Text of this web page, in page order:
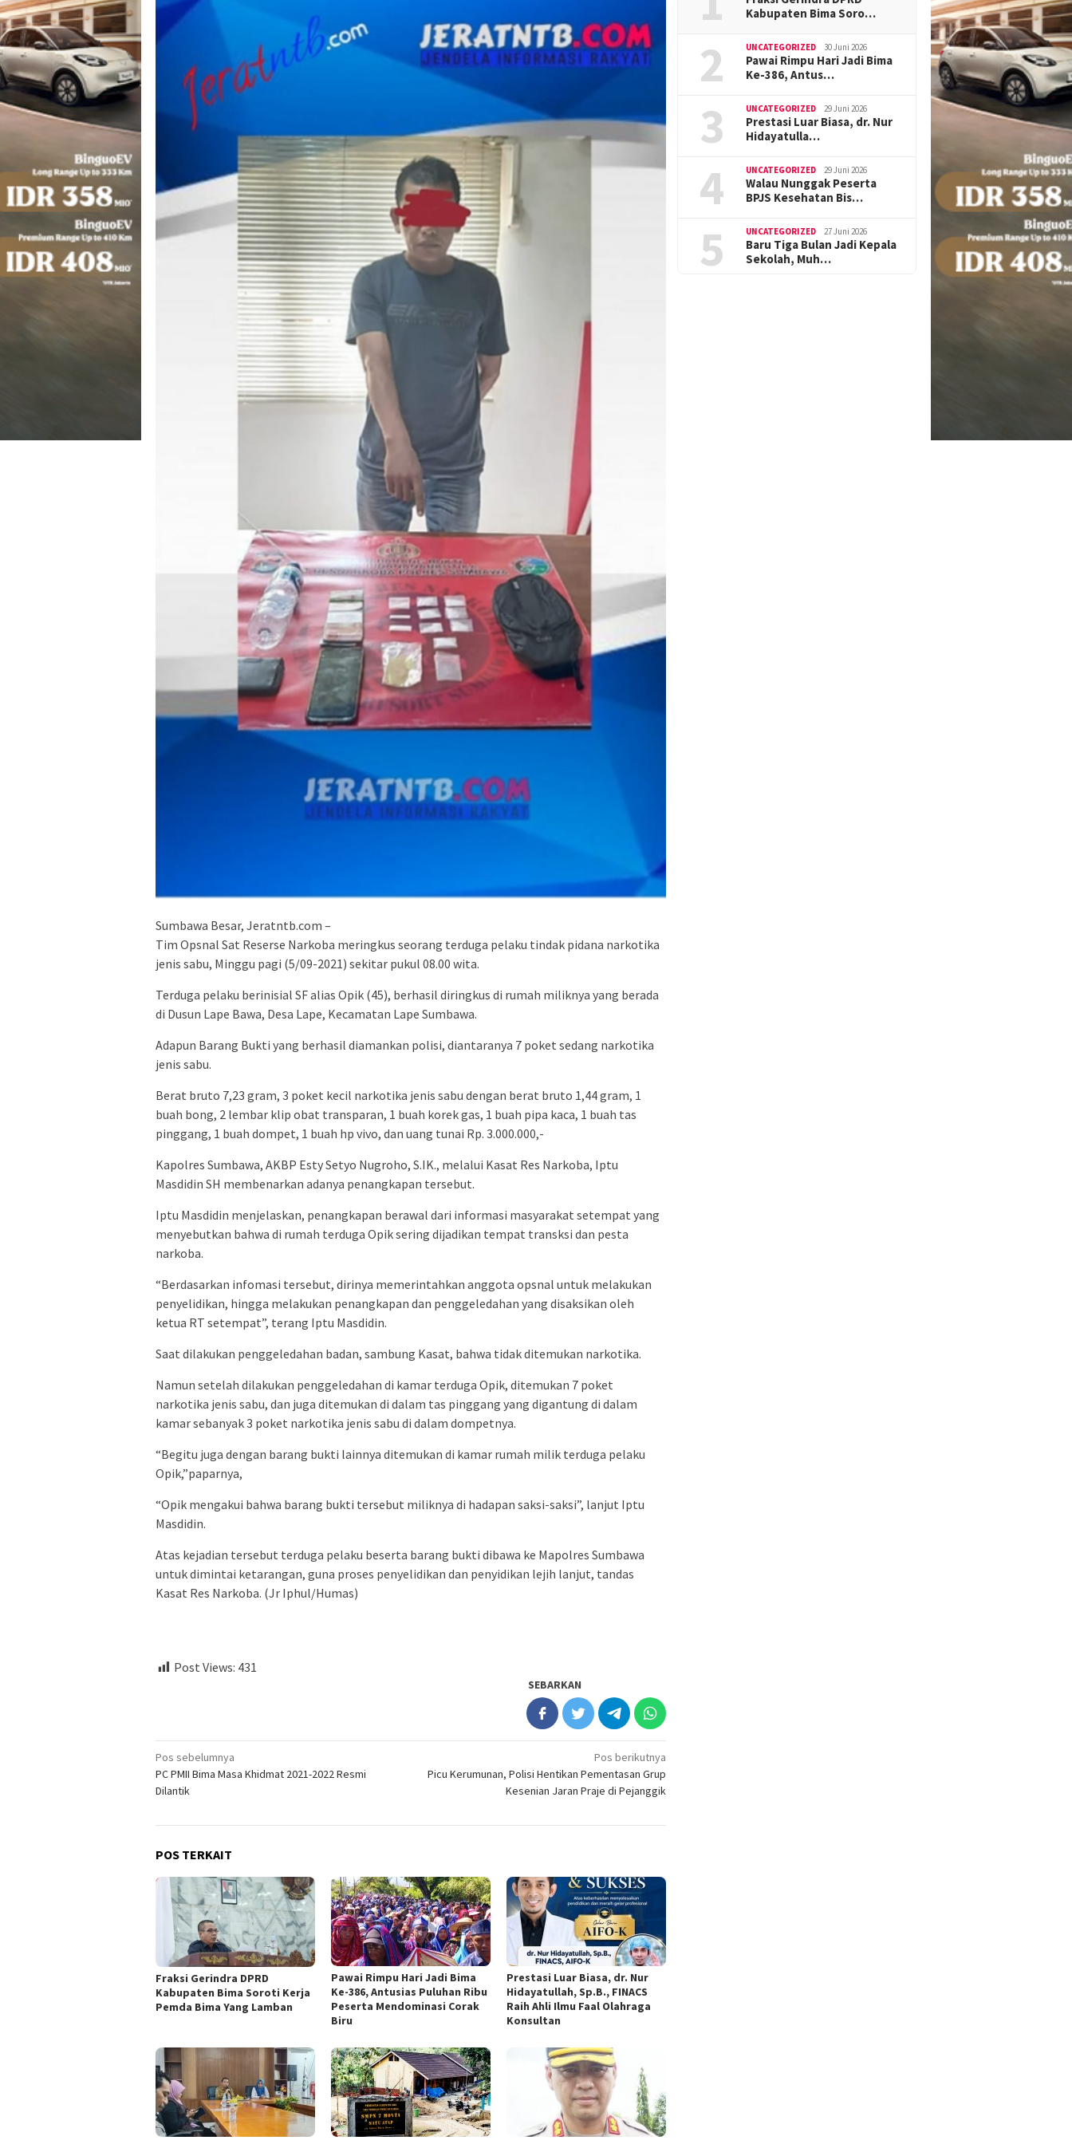
Sumbawa Besar, Jeratntb.com –
Tim Opsnal Sat Reserse Narkoba meringkus seorang terduga pelaku tindak pidana narkotika
jenis sabu, Minggu pagi (5/09-2021) sekitar pukul 08.00 wita.
Terduga pelaku berinisial SF alias Opik (45), berhasil diringkus di rumah miliknya yang berada
di Dusun Lape Bawa, Desa Lape, Kecamatan Lape Sumbawa.
Adapun Barang Bukti yang berhasil diamankan polisi, diantaranya 7 poket sedang narkotika
jenis sabu.
Berat bruto 7,23 gram, 3 poket kecil narkotika jenis sabu dengan berat bruto 1,44 gram, 1
buah bong, 2 lembar klip obat transparan, 1 buah korek gas, 1 buah pipa kaca, 1 buah tas
pinggang, 1 buah dompet, 1 buah hp vivo, dan uang tunai Rp. 3.000.000,-
Kapolres Sumbawa, AKBP Esty Setyo Nugroho, S.IK., melalui Kasat Res Narkoba, Iptu
Masdidin SH membenarkan adanya penangkapan tersebut.
Iptu Masdidin menjelaskan, penangkapan berawal dari informasi masyarakat setempat yang
menyebutkan bahwa di rumah terduga Opik sering dijadikan tempat transksi dan pesta
narkoba.
“Berdasarkan infomasi tersebut, dirinya memerintahkan anggota opsnal untuk melakukan
penyelidikan, hingga melakukan penangkapan dan penggeledahan yang disaksikan oleh
ketua RT setempat”, terang Iptu Masdidin.
Saat dilakukan penggeledahan badan, sambung Kasat, bahwa tidak ditemukan narkotika.
Namun setelah dilakukan penggeledahan di kamar terduga Opik, ditemukan 7 poket
narkotika jenis sabu, dan juga ditemukan di dalam tas pinggang yang digantung di dalam
kamar sebanyak 3 poket narkotika jenis sabu di dalam dompetnya.
“Begitu juga dengan barang bukti lainnya ditemukan di kamar rumah milik terduga pelaku
Opik,”paparnya,
“Opik mengakui bahwa barang bukti tersebut miliknya di hadapan saksi-saksi”, lanjut Iptu
Masdidin.
Atas kejadian tersebut terduga pelaku beserta barang bukti dibawa ke Mapolres Sumbawa
untuk dimintai ketarangan, guna proses penyelidikan dan penyidikan lejih lanjut, tandas
Kasat Res Narkoba. (Jr Iphul/Humas)
Post Views: 431
SEBARKAN
Navigasi
pos
Pos sebelumnya
PC PMII Bima Masa Khidmat 2021-2022 Resmi
Dilantik
Pos berikutnya
Picu Kerumunan, Polisi Hentikan Pementasan Grup
Kesenian Jaran Praje di Pejanggik
POS TERKAIT
Fraksi Gerindra DPRD
Kabupaten Bima Soroti Kerja
Pemda Bima Yang Lamban
Pawai Rimpu Hari Jadi Bima
Ke-386, Antusias Puluhan Ribu
Peserta Mendominasi Corak
Biru
Prestasi Luar Biasa, dr. Nur
Hidayatullah, Sp.B., FINACS
Raih Ahli Ilmu Faal Olahraga
Konsultan
Kabupaten Bima Soro…
2 UNCATEGORIZED 30 Juni 2026
Pawai Rimpu Hari Jadi Bima
Ke-386, Antus…
3 UNCATEGORIZED 29 Juni 2026
Prestasi Luar Biasa, dr. Nur
Hidayatulla…
4 UNCATEGORIZED 29 Juni 2026
Walau Nunggak Peserta
BPJS Kesehatan Bis…
5 UNCATEGORIZED 27 Juni 2026
Baru Tiga Bulan Jadi Kepala
Sekolah, Muh…